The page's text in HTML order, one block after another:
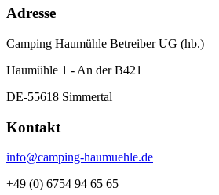
Adresse
Camping Haumühle Betreiber UG (hb.)
Haumühle 1 - An der B421
DE-55618 Simmertal
Kontakt
info@camping-haumuehle.de
+49 (0) 6754 94 65 65